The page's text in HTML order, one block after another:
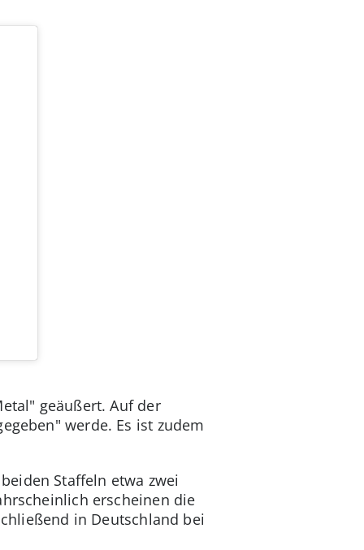
geäußert. Auf der
werde. Es ist zudem
Staffeln etwa zwei
erscheinen die
in Deutschland bei